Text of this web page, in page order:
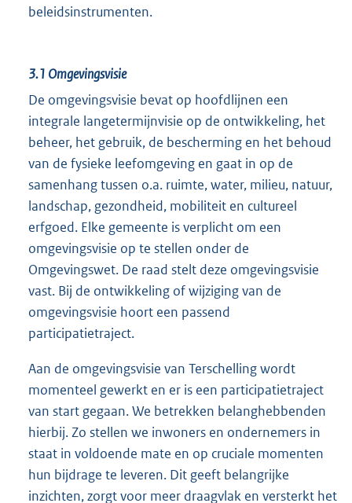
beleidsinstrumenten.
3.1 Omgevingsvisie
De omgevingsvisie bevat op hoofdlijnen een
integrale langetermijnvisie op de ontwikkeling, het
beheer, het gebruik, de bescherming en het behoud
van de fysieke leefomgeving en gaat in op de
samenhang tussen o.a. ruimte, water, milieu, natuur,
landschap, gezondheid, mobiliteit en cultureel
erfgoed. Elke gemeente is verplicht om een
omgevingsvisie op te stellen onder de
Omgevingswet. De raad stelt deze omgevingsvisie
vast. Bij de ontwikkeling of wijziging van de
omgevingsvisie hoort een passend
participatietraject.
Aan de omgevingsvisie van Terschelling wordt
momenteel gewerkt en er is een participatietraject
van start gegaan. We betrekken belanghebbenden
hierbij. Zo stellen we inwoners en ondernemers in
staat in voldoende mate en op cruciale momenten
hun bijdrage te leveren. Dit geeft belangrijke
inzichten, zorgt voor meer draagvlak en versterkt het